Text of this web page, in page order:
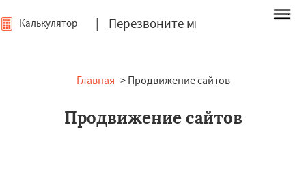
| Перезвоните мне
Калькулятор
Главная -> Продвижение сайтов
Продвижение сайтов